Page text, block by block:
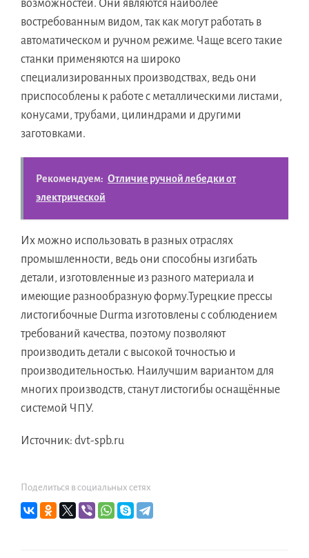
возможностей. Они являются наиболее
востребованным видом, так как могут работать в
автоматическом и ручном режиме. Чаще всего такие
станки применяются на широко
специализированных производствах, ведь они
приспособлены к работе с металлическими листами,
конусами, трубами, цилиндрами и другими
заготовками.
Рекомендуем: Отличие ручной лебедки от
электрической
Их можно использовать в разных отраслях
промышленности, ведь они способны изгибать
детали, изготовленные из разного материала и
имеющие разнообразную форму.Турецкие прессы
листогибочные Durma изготовлены с соблюдением
требований качества, поэтому позволяют
производить детали с высокой точностью и
производительностью. Наилучшим вариантом для
многих производств, станут листогибы оснащённые
системой ЧПУ.
Источник: dvt-spb.ru
Поделиться в социальных сетях